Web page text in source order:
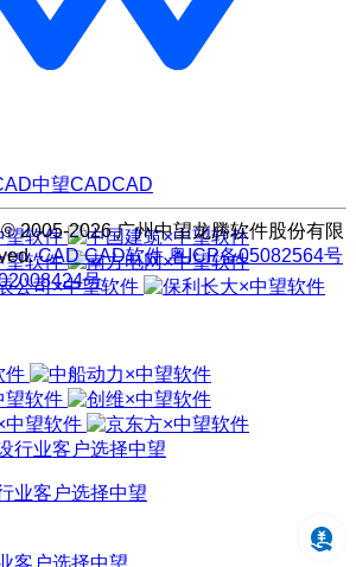
业客户选择中望
中望CADCAD
2005-2026 广州中望龙腾软件股份有限
CADCAD软件粤ICP备05082564号
号